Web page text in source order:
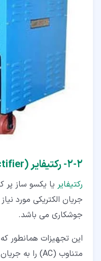
۲‏-‏۲‏- رکتیفایر (Rectifier)
رکتیفایر یا یکسو ساز پر
جریان الکتریکی مورد
جوشکاری می باشد.
این تجهیزات همانطور
متناوب (AC) را به جریان مستقیم (DC) تبدیل می کنند.